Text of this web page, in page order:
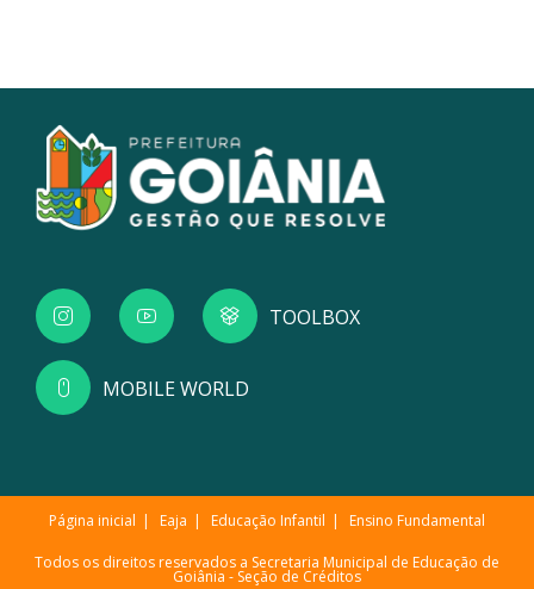
TOOLBOX
MOBILE WORLD
Página inicial Eaja Educação Infantil Ensino Fundamental
Todos os direitos reservados a Secretaria Municipal de Educação de
Goiânia - Seção de Créditos